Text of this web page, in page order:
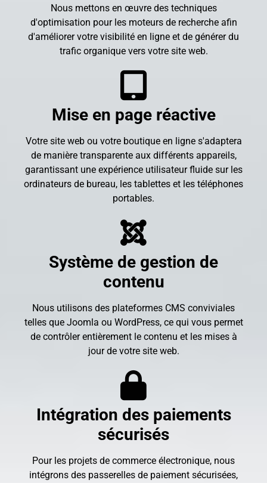
Nous mettons en œuvre des techniques
d'optimisation pour les moteurs de recherche afin
d'améliorer votre visibilité en ligne et de générer du
trafic organique vers votre site web.
Mise en page réactive
Votre site web ou votre boutique en ligne s'adaptera
de manière transparente aux différents appareils,
garantissant une expérience utilisateur fluide sur les
ordinateurs de bureau, les tablettes et les téléphones
portables.
Système de gestion de
contenu
Nous utilisons des plateformes CMS conviviales
telles que Joomla ou WordPress, ce qui vous permet
de contrôler entièrement le contenu et les mises à
jour de votre site web.
Intégration des paiements
sécurisés
Pour les projets de commerce électronique, nous
intégrons des passerelles de paiement sécurisées,